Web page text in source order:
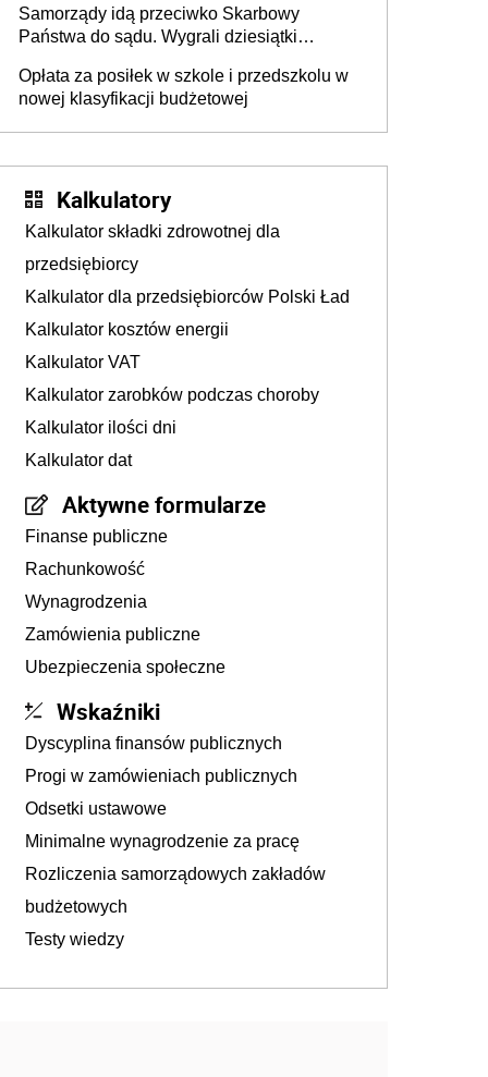
Samorządy idą przeciwko Skarbowy
Państwa do sądu. Wygrali dziesiątki
Opłata za posiłek w szkole i przedszkolu w
nowej klasyfikacji budżetowej
Kalkulatory
Kalkulator składki zdrowotnej dla
przedsiębiorcy
Kalkulator dla przedsiębiorców Polski Ład
Kalkulator kosztów energii
Kalkulator VAT
Kalkulator zarobków podczas choroby
Kalkulator ilości dni
Kalkulator dat
Aktywne formularze
Finanse publiczne
Rachunkowość
Wynagrodzenia
Zamówienia publiczne
Ubezpieczenia społeczne
Wskaźniki
Dyscyplina finansów publicznych
Progi w zamówieniach publicznych
Odsetki ustawowe
Minimalne wynagrodzenie za pracę
Rozliczenia samorządowych zakładów
budżetowych
Testy wiedzy